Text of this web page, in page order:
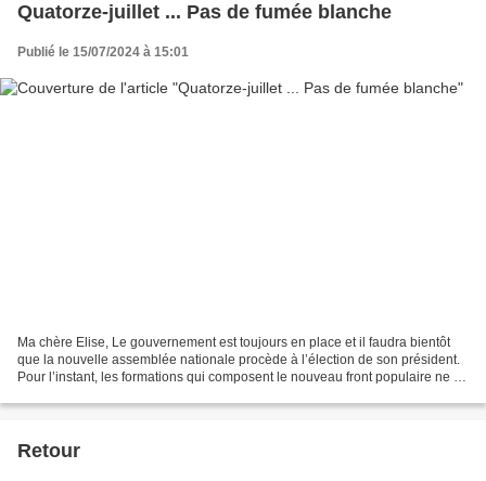
Quatorze-juillet ... Pas de fumée blanche
Publié le 15/07/2024 à 15:01
Ma chère Elise, Le gouvernement est toujours en place et il faudra bientôt
que la nouvelle assemblée nationale procède à l’élection de son président.
Pour l’instant, les formations qui composent le nouveau front populaire ne se
Retour